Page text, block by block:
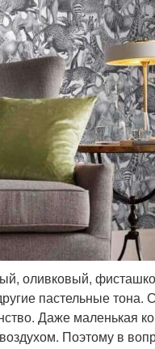
оливковый,
пастельные тона.
Даже маленькая
Поэтому в